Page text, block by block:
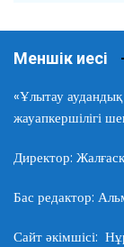
Меншік иесі
«Ұлытау аудандық
жауапкершілігі
Директор:
Бас редактор:
Сайт әкімшісі: